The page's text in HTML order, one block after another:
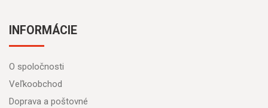
INFORMÁCIE
O spoločnosti
Veľkoobchod
Doprava a poštovné